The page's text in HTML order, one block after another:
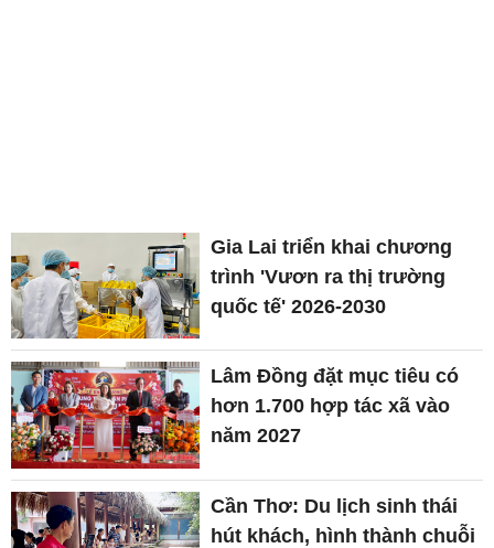
Gia Lai triển khai chương
trình 'Vươn ra thị trường
quốc tế' 2026-2030
Lâm Đồng đặt mục tiêu có
hơn 1.700 hợp tác xã vào
năm 2027
Cần Thơ: Du lịch sinh thái
hút khách, hình thành chuỗi